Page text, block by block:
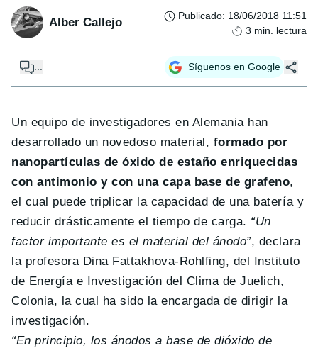
Alber Callejo Publicado: 18/06/2018 11:51
3 min. lectura
... Síguenos en Google
Un equipo de investigadores en Alemania han
desarrollado un novedoso material, formado por
nanopartículas de óxido de estaño enriquecidas
con antimonio y con una capa base de grafeno,
el cual puede triplicar la capacidad de una batería y
reducir drásticamente el tiempo de carga. “Un
factor importante es el material del ánodo”, declara
la profesora Dina Fattakhova-Rohlfing, del Instituto
de Energía e Investigación del Clima de Juelich,
Colonia, la cual ha sido la encargada de dirigir la
investigación.
“En principio, los ánodos a base de dióxido de